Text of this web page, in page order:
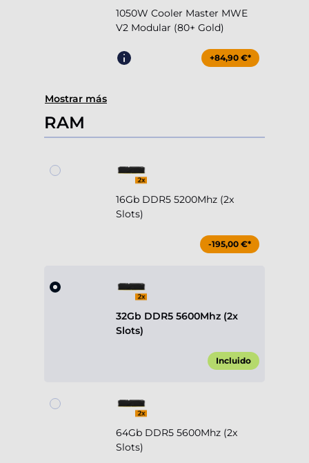
1050W Cooler Master MWE
V2 Modular (80+ Gold)
+84,90 €*
Mostrar más
RAM
16Gb DDR5 5200Mhz (2x
Slots)
-195,00 €*
32Gb DDR5 5600Mhz (2x
Slots)
Incluido
64Gb DDR5 5600Mhz (2x
Slots)